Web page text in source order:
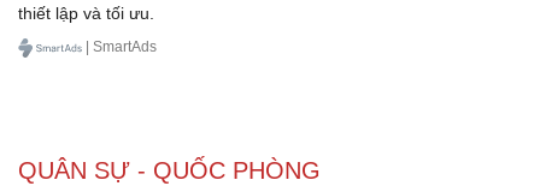
thiết lập và tối ưu.
| SmartAds
QUÂN SỰ - QUỐC PHÒNG